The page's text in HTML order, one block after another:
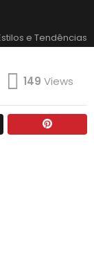
e Tendências
149 Views